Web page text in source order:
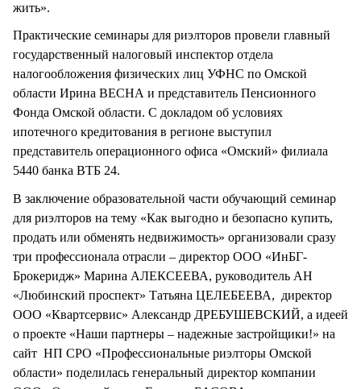
жить».
Практические семинары для риэлторов провели главный
государственный налоговый инспектор отдела
налогообложения физических лиц УФНС по Омской
области Ирина ВЕСНА и представитель Пенсионного
Фонда Омской области. С докладом об условиях
ипотечного кредитования в регионе выступил
представитель операционного офиса «Омский» филиала
5440 банка ВТБ 24.
В заключение образовательной части обучающий семинар
для риэлторов на тему «Как выгодно и безопасно купить,
продать или обменять недвижимость» организовали сразу
три профессионала отрасли – директор ООО «ИнБГ-
Брокеридж» Марина АЛЕКСЕЕВА, руководитель АН
«Любинский проспект» Татьяна ЦЕЛЕБЕЕВА, директор
ООО «Квартсервис» Александр ДРЕБУШЕВСКИЙ, а идеей
о проекте «Наши партнеры – надежные застройщики!» на
сайт НП СРО «Профессиональные риэлторы Омской
области» поделилась генеральный директор компании